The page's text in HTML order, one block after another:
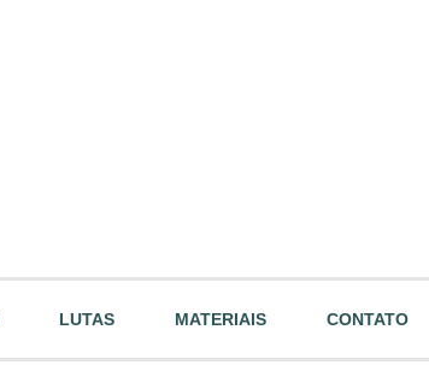
LUTAS MATERIAIS CONTATO